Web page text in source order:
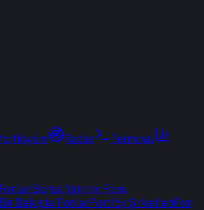
Radar
Terminal
Borsa Yatırım Fonu
Bir Bakışta FonlarPortföy ŞirketleriFon